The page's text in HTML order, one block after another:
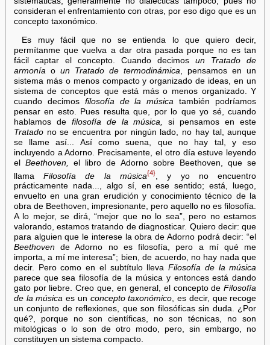
consideran el enfrentamiento con otras, por eso digo que es un
concepto taxonómico.
Es muy fácil que no se entienda lo que quiero decir,
permítanme que vuelva a dar otra pasada porque no es tan
fácil captar el concepto. Cuando decimosun Tratado de
armonía o un Tratado de termodinámica , pensamos en un
sistema más o menos compacto y organizado de ideas, en un
sistema de conceptos que está más o menos organizado. Y
cuando decimos filosofía de la música también podríamos
pensar en esto. Pues resulta que, por lo que yo sé, cuando
hablamos de filosofía de la música,
si pensamos en este
Tratadono se encuentra por ningún lado, no hay tal, aunque
se llame así... Así como suena, que no hay tal, y eso
incluyendo a Adorno. Precisamente, el otro día estuve leyendo
el Beethoven,
el libro de Adorno sobre Beethoven, que se
llamaFilosofía de la música{4}
, y yo no encuentro
prácticamente nada..., algo sí, en ese sentido; está, luego,
envuelto en una gran erudición y conocimiento técnico de la
obra de Beethoven, impresionante, pero aquello no es filosofía.
A lo mejor, se dirá, “mejor que no lo sea”, pero no estamos
valorando, estamos tratando de diagnosticar. Quiero decir: que
para alguien que le interese la obra de Adorno podrá decir: “el
Beethovende Adorno no es filosofía, pero a mí qué me
importa, a mí me interesa”; bien, de acuerdo, no hay nada que
decir. Pero como en el subtítulo lleva Filosofía de la música
parece que sea filosofía de la música y entonces está dando
gato por liebre. Creo que, en general, el concepto deFilosofía
de la música es un concepto taxonómico, es decir, que recoge
un conjunto de reflexiones, que son filosóficas sin duda. ¿Por
qué?, porque no son científicas, no son técnicas, no son
mitológicas o lo son de otro modo, pero, sin embargo, no
constituyen un sistema compacto.